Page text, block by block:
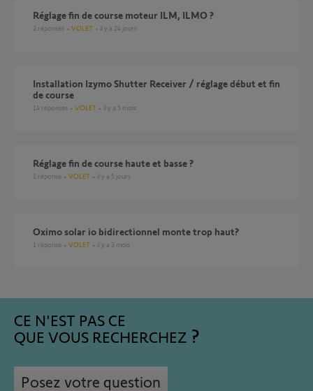
Réglage fin de course moteur ILM, ILMO ?
2 réponses VOLET il y a 24 jours
Installation Izymo Shutter Receiver / réglage début et fin
de course
14 réponses VOLET il y a 5 mois
réglage fin de course haute et basse ?
1 réponse VOLET il y a 5 jours
Oximo solar io bidirectionnel monte trop haut?
1 réponse VOLET il y a 3 mois
CE N'EST PAS CE
QUE VOUS RECHERCHEZ
Posez votre question